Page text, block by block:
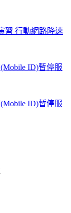
習 行動網路降速
ID)暫停服
ID)暫停服